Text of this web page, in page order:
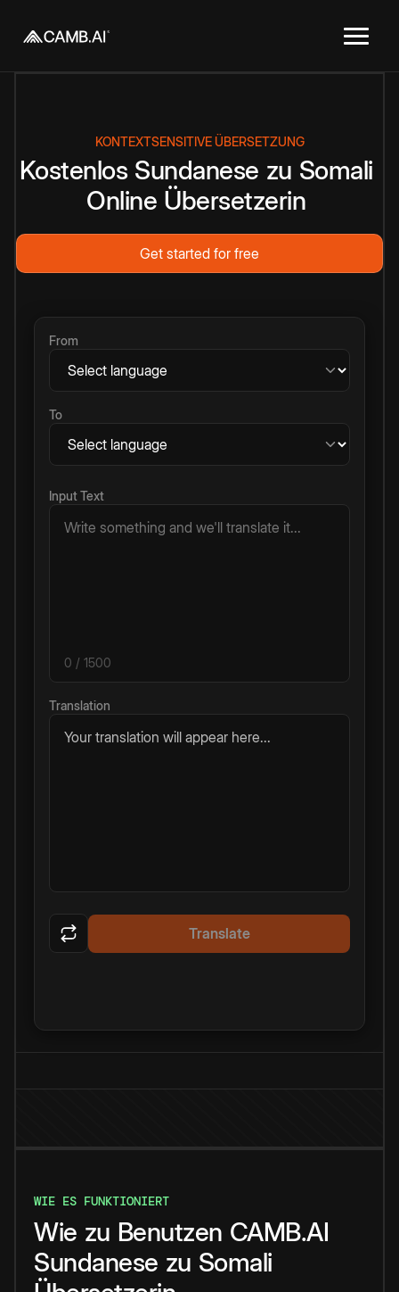
KONTEXTSENSITIVE ÜBERSETZUNG
Kostenlos Sundanese zu Somali
Online Übersetzerin
Get started for free
From
To
Input Text
0 / 1500
Translation
Your translation will appear here...
Translate
WIE ES FUNKTIONIERT
Wie zu Benutzen CAMB.AI
Sundanese zu Somali